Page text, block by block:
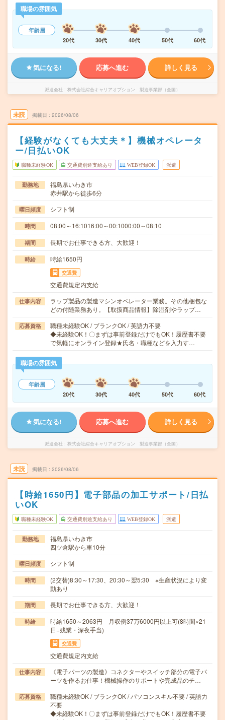
職場の雰囲気
年齢層
20代
30代 40代 50代 60代
気になる! 応募へ進む 詳しく見る
派遣会社 株式会社綜合キャリアオプション 製造事業部（全国）
未読 掲載日 2026/08/06
【経験がなくても大丈夫＊】機械オペレータ
ー/日払いOK
職種未経験OK 交通費別途支給あり WEB登録OK 派遣
勤務地
福島県いわき市
赤井駅から徒歩6分
曜日頻度 シフト制
時間 08:00～16:1016:00～00:1000:00～08:10
期間 長期でお仕事できる方、大歓迎！
時給 時給1650円
交通費
交通費規定内支給
仕事内容
ラップ製品の製造マシンオペレーター業務。その他梱包な
どの付随業務あり。【取扱商品情報】除湿剤やラップ…
応募資格
職種未経験OK / ブランクOK / 英語力不要
◆未経験OK！〇まずは事前登録だけでもOK！履歴書不要
で気軽にオンライン登録★氏名・職種などを入力す…
職場の雰囲気
年齢層
20代
30代 40代 50代 60代
気になる! 応募へ進む 詳しく見る
派遣会社 株式会社綜合キャリアオプション 製造事業部（全国）
未読 掲載日 2026/08/06
【時給1650円】電子部品の加工サポート/日払
いOK
職種未経験OK 交通費別途支給あり WEB登録OK 派遣
勤務地
福島県いわき市
四ツ倉駅から車10分
曜日頻度 シフト制
時間
(2交替)8:30～17:30、20:30～翌5:30 ※生産状況により変
動あり
期間 長期でお仕事できる方、大歓迎！
時給
時給1650～2063円 月収例37万6000円以上可(8時間×21
日+残業・深夜手当)
交通費
交通費規定内支給
仕事内容
《電子パーツの製造》コネクターやスイッチ部分の電子パ
ーツを作るお仕事！機械操作のサポートや完成品のチ…
応募資格
職種未経験OK / ブランクOK / パソコンスキル不要 / 英語力
不要
◆未経験OK！〇まずは事前登録だけでもOK！履歴書不要